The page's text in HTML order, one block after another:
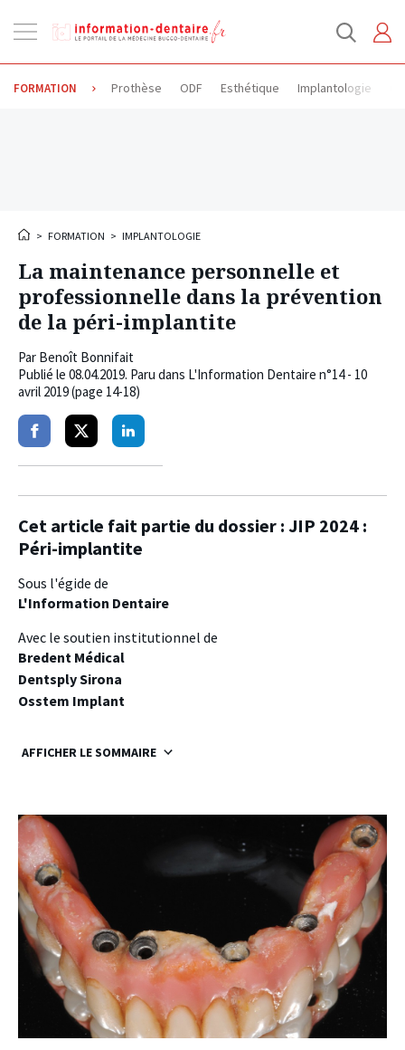
la
FORMATION Prothèse ODF Esthétique Implantologie
> FORMATION > IMPLANTOLOGIE
La maintenance personnelle et
professionnelle dans la prévention
de la péri-implantite
Par Benoît Bonnifait
Publié le 08.04.2019. Paru dans L'Information Dentaire n°14 - 10
avril 2019 (page 14-18)
PartagerPartagerPartager
Cet article fait partie du dossier : JIP 2024 :
Péri-implantite
Sous l'égide de
L'Information Dentaire
Avec le soutien institutionnel de
Bredent Médical
Dentsply Sirona
Osstem Implant
AFFICHER LE SOMMAIRE